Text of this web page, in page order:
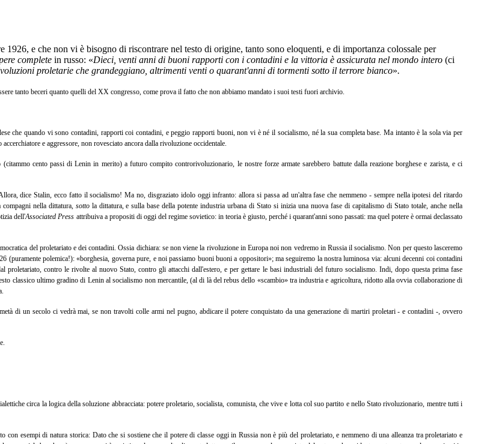
e che non vi è bisogno di riscontrare nel testo di origine, tanto sono eloquenti, e di importanza colossale per
complete in russo: «Dieci, venti anni di buoni rapporti con i contadini e la vittoria è assicurata nel mondo intero (ci
proletarie che grandeggiano, altrimenti venti o quarant'anni di tormenti sotto il terrore bianco».
tanto beceri quanto quelli del XX congresso, come prova il fatto che non abbiamo mandato i suoi testi fuori archivio.
che quando vi sono contadini, rapporti coi contadini, e peggio rapporti buoni, non vi è né il socialismo, né la sua completa base. Ma intanto è la sola via per
e aggressore, non rovesciato ancora dalla rivoluzione occidentale.
cento passi di Lenin in merito) a futuro compito controrivoluzionario, le nostre forze armate sarebbero battute dalla reazione borghese e zarista, e ci
dice Stalin, ecco fatto il socialismo! Ma no, disgraziato idolo oggi infranto: allora si passa ad un'altra fase che nemmeno - sempre nella ipotesi del ritardo
nella dittatura, sottola dittatura, e sulla base della potente industria urbana di Stato si inizia una nuova fase di capitalismo di Stato totale, anche nella
dell'Associated Press attribuiva a propositi di oggi del regime sovietico: in teoria è giusto, perché i quarant'anni sono passati: ma quel potere è ormai declassato
del proletariato e dei contadini. Ossia dichiara: se non viene la rivoluzione in Europa noi non vedremo in Russia il socialismo. Non per questo lasceremo
(puramente polemica!): «borghesia, governa pure, e noi passiamo buoni buoni a oppositori»; ma seguiremo la nostra luminosa via: alcuni decenni coi contadini
proletariato, contro le rivolte al nuovo Stato, contro gli attacchi dall'estero, e per gettare le basi industriali del futuro socialismo. Indi, dopo questa prima fase
classico ultimo gradino di Lenin al socialismo non mercantile, (al di là del rebus dello «scambio» tra industria e agricoltura, ridotto alla ovvia collaborazione di
di un secolo ci vedrà mai, se non travolti colle armi nel pugno, abdicare il potere conquistato da una generazione di martiri proletari - e contadini -, ovvero
circa la logica della soluzione abbracciata: potere proletario, socialista, comunista, che vive e lotta col suo partito e nello Stato rivoluzionario, mentre tutti i
esempi di natura storica: Dato che si sostiene che il potere di classe oggi in Russia non è più del proletariato, e nemmeno di una alleanza tra proletariato e